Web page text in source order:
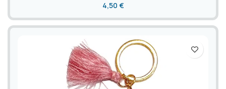
4,50 €